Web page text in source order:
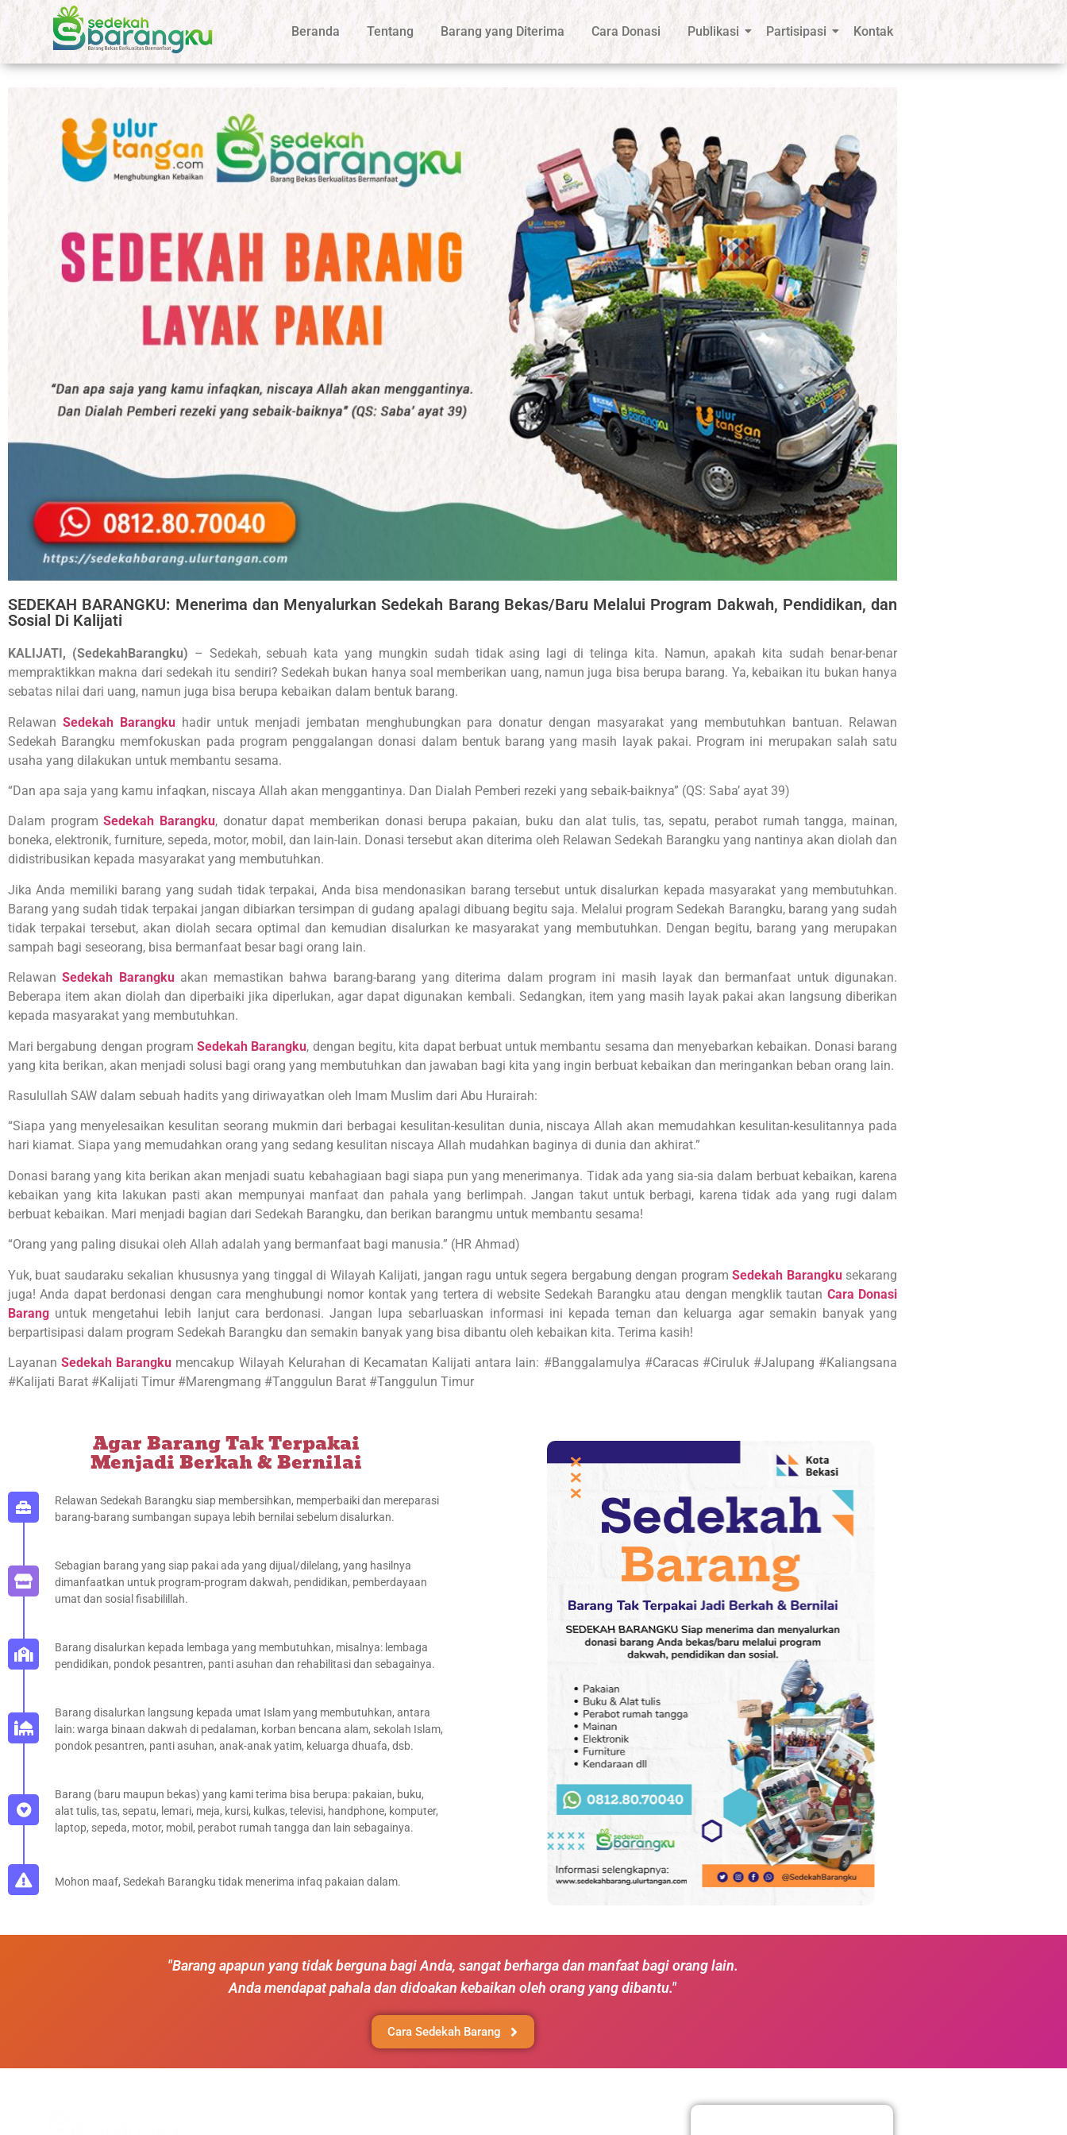
Beranda Tentang Barang yang Diterima Cara Donasi Publikasi Partisipasi Kontak
SEDEKAH BARANGKU: Menerima dan Menyalurkan Sedekah Barang Bekas/Baru Melalui Program Dakwah, Pendidikan, dan
Sosial Di Kalijati
KALIJATI, (SedekahBarangku) – Sedekah, sebuah kata yang mungkin sudah tidak asing lagi di telinga kita. Namun, apakah kita sudah benar-benar
mempraktikkan makna dari sedekah itu sendiri? Sedekah bukan hanya soal memberikan uang, namun juga bisa berupa barang. Ya, kebaikan itu bukan hanya
sebatas nilai dari uang, namun juga bisa berupa kebaikan dalam bentuk barang.
Relawan Sedekah Barangkuhadir untuk menjadi jembatan menghubungkan para donatur dengan masyarakat yang membutuhkan bantuan. Relawan
Sedekah Barangku memfokuskan pada program penggalangan donasi dalam bentuk barang yang masih layak pakai. Program ini merupakan salah satu
usaha yang dilakukan untuk membantu sesama.
“Dan apa saja yang kamu infaqkan, niscaya Allah akan menggantinya. Dan Dialah Pemberi rezeki yang sebaik-baiknya” (QS: Saba’ ayat 39)
Dalam programSedekah Barangku, donatur dapat memberikan donasi berupa pakaian, buku dan alat tulis, tas, sepatu, perabot rumah tangga, mainan,
boneka, elektronik, furniture, sepeda, motor, mobil, dan lain-lain. Donasi tersebut akan diterima oleh Relawan Sedekah Barangku yang nantinya akan diolah dan
didistribusikan kepada masyarakat yang membutuhkan.
Jika Anda memiliki barang yang sudah tidak terpakai, Anda bisa mendonasikan barang tersebut untuk disalurkan kepada masyarakat yang membutuhkan.
Barang yang sudah tidak terpakai jangan dibiarkan tersimpan di gudang apalagi dibuang begitu saja. Melalui program Sedekah Barangku, barang yang sudah
tidak terpakai tersebut, akan diolah secara optimal dan kemudian disalurkan ke masyarakat yang membutuhkan. Dengan begitu, barang yang merupakan
sampah bagi seseorang, bisa bermanfaat besar bagi orang lain.
RelawanSedekah Barangkuakan memastikan bahwa barang-barang yang diterima dalam program ini masih layak dan bermanfaat untuk digunakan.
Beberapa item akan diolah dan diperbaiki jika diperlukan, agar dapat digunakan kembali. Sedangkan, item yang masih layak pakai akan langsung diberikan
kepada masyarakat yang membutuhkan.
Mari bergabung dengan programSedekah Barangku, dengan begitu, kita dapat berbuat untuk membantu sesama dan menyebarkan kebaikan. Donasi barang
yang kita berikan, akan menjadi solusi bagi orang yang membutuhkan dan jawaban bagi kita yang ingin berbuat kebaikan dan meringankan beban orang lain.
Rasulullah SAW dalam sebuah hadits yang diriwayatkan oleh Imam Muslim dari Abu Hurairah:
“Siapa yang menyelesaikan kesulitan seorang mukmin dari berbagai kesulitan-kesulitan dunia, niscaya Allah akan memudahkan kesulitan-kesulitannya pada
hari kiamat. Siapa yang memudahkan orang yang sedang kesulitan niscaya Allah mudahkan baginya di dunia dan akhirat.”
Donasi barang yang kita berikan akan menjadi suatu kebahagiaan bagi siapa pun yang menerimanya. Tidak ada yang sia-sia dalam berbuat kebaikan, karena
kebaikan yang kita lakukan pasti akan mempunyai manfaat dan pahala yang berlimpah. Jangan takut untuk berbagi, karena tidak ada yang rugi dalam
berbuat kebaikan. Mari menjadi bagian dari Sedekah Barangku, dan berikan barangmu untuk membantu sesama!
“Orang yang paling disukai oleh Allah adalah yang bermanfaat bagi manusia.” (HR Ahmad)
Yuk, buat saudaraku sekalian khususnya yang tinggal di Wilayah Kalijati, jangan ragu untuk segera bergabung dengan programSedekah Barangkusekarang
juga! Anda dapat berdonasi dengan cara menghubungi nomor kontak yang tertera di website Sedekah Barangku atau dengan mengklik tautan Cara Donasi
Barang untuk mengetahui lebih lanjut cara berdonasi. Jangan lupa sebarluaskan informasi ini kepada teman dan keluarga agar semakin banyak yang
berpartisipasi dalam program Sedekah Barangku dan semakin banyak yang bisa dibantu oleh kebaikan kita. Terima kasih!
LayananSedekah Barangku mencakup Wilayah Kelurahan di Kecamatan Kalijati antara lain: #Banggalamulya #Caracas #Ciruluk #Jalupang #Kaliangsana
#Kalijati Barat #Kalijati Timur #Marengmang #Tanggulun Barat #Tanggulun Timur
Agar Barang Tak Terpakai
Menjadi Berkah & Bernilai
Relawan Sedekah Barangku siap membersihkan, memperbaiki dan mereparasi
barang-barang sumbangan supaya lebih bernilai sebelum disalurkan.
Sebagian barang yang siap pakai ada yang dijual/dilelang, yang hasilnya
dimanfaatkan untuk program-program dakwah, pendidikan, pemberdayaan
umat dan sosial fisabilillah.
Barang disalurkan kepada lembaga yang membutuhkan, misalnya: lembaga
pendidikan, pondok pesantren, panti asuhan dan rehabilitasi dan sebagainya.
Barang disalurkan langsung kepada umat Islam yang membutuhkan, antara
lain: warga binaan dakwah di pedalaman, korban bencana alam, sekolah Islam,
pondok pesantren, panti asuhan, anak-anak yatim, keluarga dhuafa, dsb.
Barang (baru maupun bekas) yang kami terima bisa berupa: pakaian, buku,
alat tulis, tas, sepatu, lemari, meja, kursi, kulkas, televisi, handphone, komputer,
laptop, sepeda, motor, mobil, perabot rumah tangga dan lain sebagainya.
Mohon maaf, Sedekah Barangku tidak menerima infaq pakaian dalam.
"Barang apapun yang tidak berguna bagi Anda, sangat berharga dan manfaat bagi orang lain.
Anda mendapat pahala dan didoakan kebaikan oleh orang yang dibantu."
Cara Sedekah Barang